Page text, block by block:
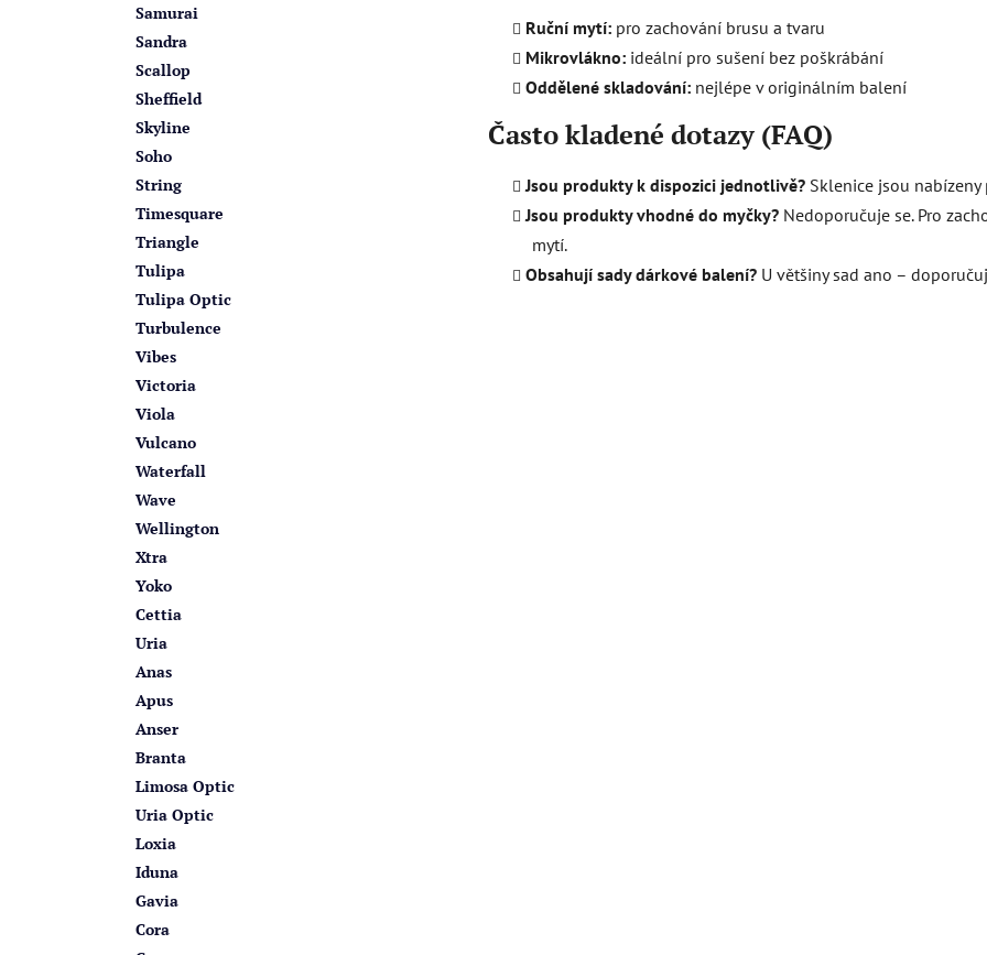
Samurai
Sandra
Scallop
Sheffield
Skyline
Soho
String
Timesquare
Triangle
Tulipa
Tulipa Optic
Turbulence
Vibes
Victoria
Viola
Vulcano
Waterfall
Wave
Wellington
Xtra
Yoko
Cettia
Uria
Anas
Apus
Anser
Branta
Limosa Optic
Uria Optic
Loxia
Iduna
Gavia
Cora
Ruční mytí: pro zachování brusu a tvaru
Mikrovlákno: ideální pro sušení bez poškrábání
Oddělené skladování: nejlépe v originálním balení
Často kladené dotazy (FAQ)
Jsou produkty k dispozici jednotlivě? Sklenice jsou
Jsou produkty vhodné do myčky? Nedoporučuje se. Pro
mytí.
Obsahují sady dárkové balení? U většiny sad ano –